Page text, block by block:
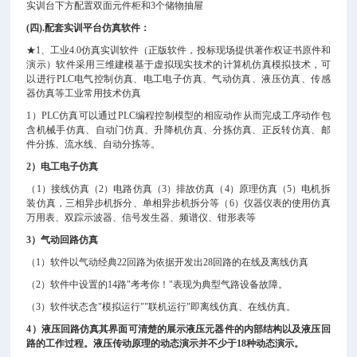
实训台下方配置双面元件柜和3个储物抽屉
(四).配套实训平台仿真软件：
★1、工业4.0仿真实训软件（正版软件，投标现场提供著作权证书原件和
演示）软件采用三维建模基于虚拟现实技术的计算机仿真模拟技术，可
以进行PLC电气控制仿真、电工电子仿真、气动仿真、液压仿真、传感
器仿真等工业常用技术仿真
1 ）PLC仿真可以通过PLC编程控制模型的相应动作从而完成工序动作包
含机械手仿真、自动门仿真、升降机仿真、分拣仿真、正反转仿真、邮
件分拣、流水线、自动分拣等。
2）电工电子仿真
（1）接线仿真（2）电路仿真（3）排故仿真（4）原理仿真（5）电机拆
装仿真，三相异步机拆分、单相异步机拆分等（6）仪器仪表的使用仿真
万用表、双踪示波器、信号发生器、频谱仪、钳形表等
3）气动回路仿真
（1）软件以气动经典22回路为依据开发出28回路的在线及离线仿真
（2）软件中设置的14路"考考你！"表现为典型气路设备故障。
（3）软件状态含"模拟运行""联机运行"即离线仿真、在线仿真。
4 ）液压回路仿真其界面可清楚的展示液压元器件的内部结构以及液压回
路的工作过程。液压传动原理的动态演示并不少于18种动态演示。